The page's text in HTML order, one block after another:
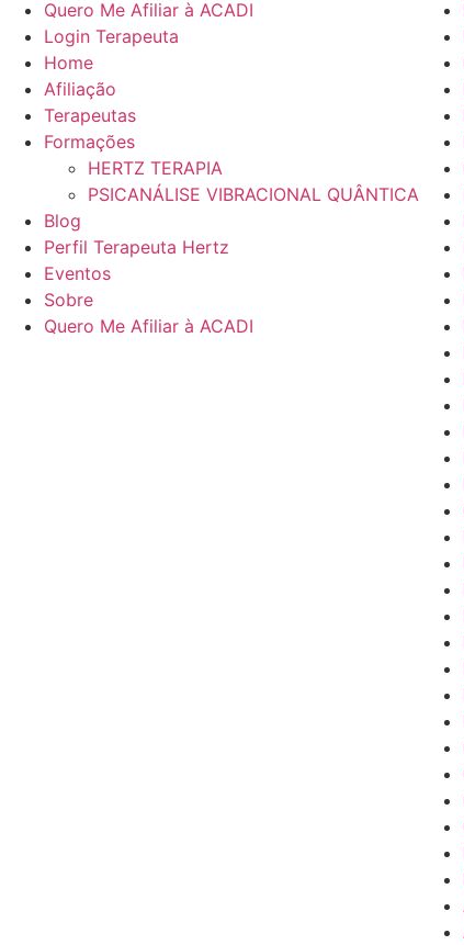
Quero Me Afiliar à ACADI
Login Terapeuta
Home
Afiliação
Terapeutas
Formações
HERTZ TERAPIA
PSICANÁLISE VIBRACIONAL QUÂNTICA
Blog
Perfil Terapeuta Hertz
Eventos
Sobre
Quero Me Afiliar à ACADI